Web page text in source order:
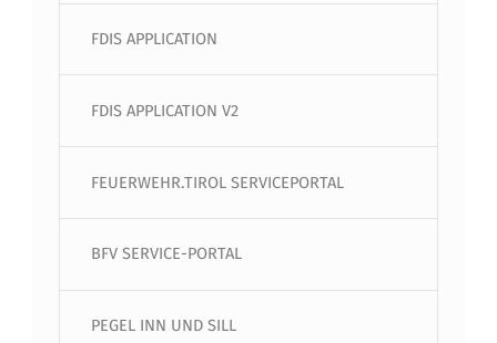
FDIS APPLICATION
FDIS APPLICATION V2
FEUERWEHR.TIROL SERVICEPORTAL
BFV SERVICE-PORTAL
PEGEL INN UND SILL